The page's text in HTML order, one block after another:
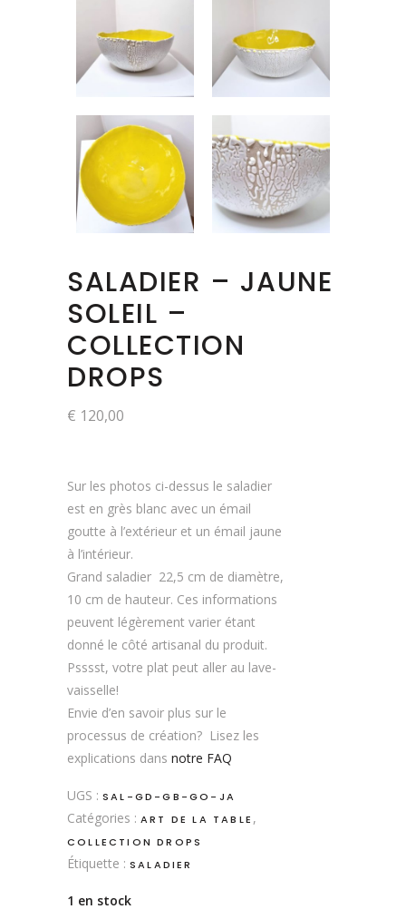
SALADIER – JAUNE
SOLEIL –
COLLECTION
DROPS
€ 120,00
Sur les photos ci-dessus le saladier
est en grès blanc avec un émail
goutte à l’extérieur et un émail jaune
à l’intérieur.
Grand saladier 22,5 cm de diamètre,
10 cm de hauteur. Ces informations
peuvent légèrement varier étant
donné le côté artisanal du produit.
Psssst, votre plat peut aller au lave-
vaisselle!
Envie d’en savoir plus sur le
processus de création? Lisez les
explications dans notre FAQ
UGS : SAL-GD-GB-GO-JA
Catégories : ART DE LA TABLE ,
COLLECTION DROPS
Étiquette : SALADIER
1 en stock